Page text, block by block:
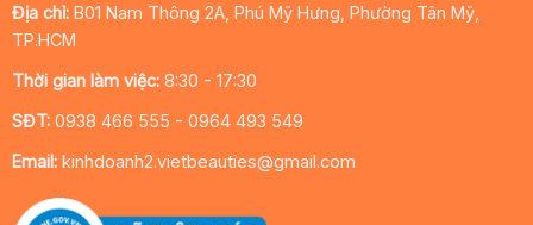
Địa chỉ: B01 Nam Thông 2A, Phú Mỹ Hưng, Phường Tân Mỹ,
TP.HCM
Thời gian làm việc:8:30 - 17:30
SĐT:0938 466 555 - 0964 493 549
Email:kinhdoanh2.vietbeauties@gmail.com